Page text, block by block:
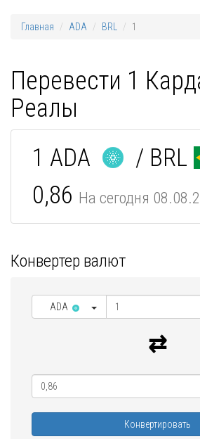
Главная ADA BRL 1
Перевести 1
Реалы
1 ADA / BRL
0,86 На сегодня
Конвертер валют
ADA
Конвертировать